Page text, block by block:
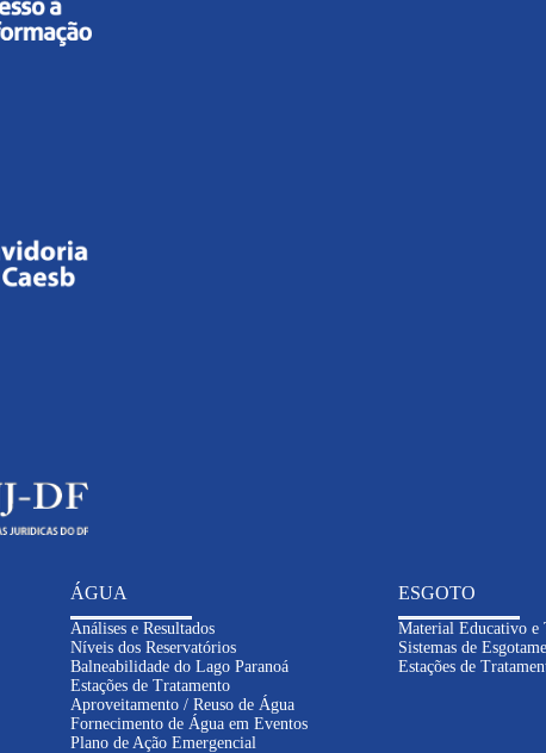
ÁGUA
Análises e Resultados
Níveis dos Reservatórios
Balneabilidade do Lago Paranoá
Estações de Tratamento
Aproveitamento / Reuso de Água
Fornecimento de Água em Eventos
Plano de Ação Emergencial
ESGOTO
Material Educativo e
Sistemas de
Estações de